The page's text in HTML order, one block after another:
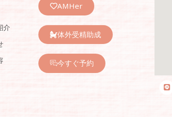
介
AMHer
体外受精助成
今すぐ予約